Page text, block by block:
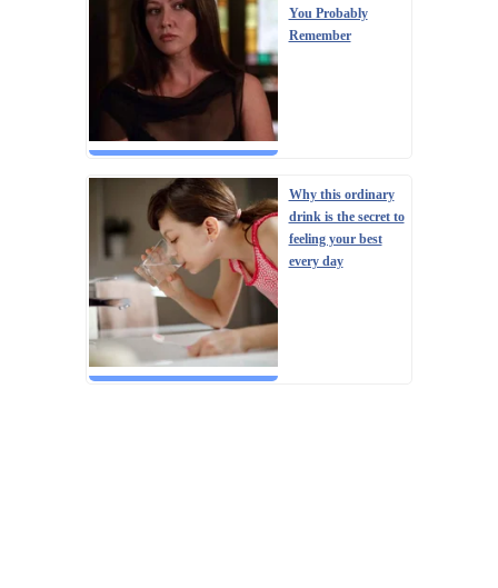
You Probably
Remember
Why this ordinary
drink is the secret to
feeling your best
every day